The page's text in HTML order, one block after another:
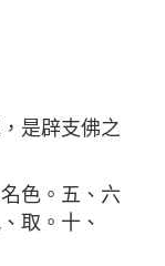
是辟支佛之
色。五、六
取。十、